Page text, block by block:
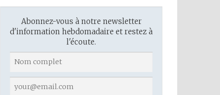
Abonnez-vous à notre newsletter
d'information hebdomadaire et restez à
l'écoute.